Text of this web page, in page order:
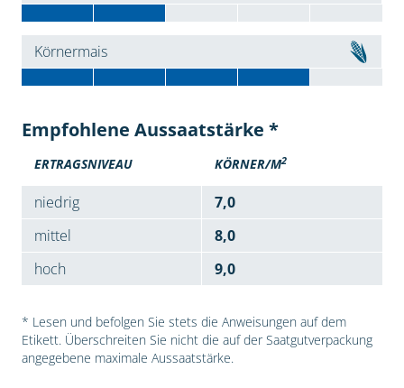
Körnermais
Empfohlene Aussaatstärke *
ERTRAGSNIVEAU KÖRNER/M2
niedrig
7,0
mittel
8,0
hoch
9,0
* Lesen und befolgen Sie stets die Anweisungen auf dem
Etikett. Überschreiten Sie nicht die auf der Saatgutverpackung
angegebene maximale Aussaatstärke.